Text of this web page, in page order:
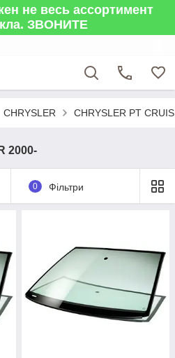
не весь ассортимент
ЗВОНИТЕ
CHRYSLER CHRYSLER PT
2000-
0 Фільтри